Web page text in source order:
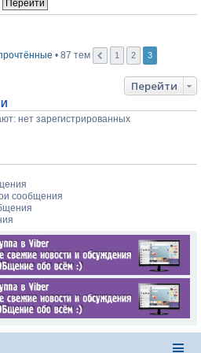
• 87 тем 1 2 3
Перейти
нет зарегистрированных
сообщения